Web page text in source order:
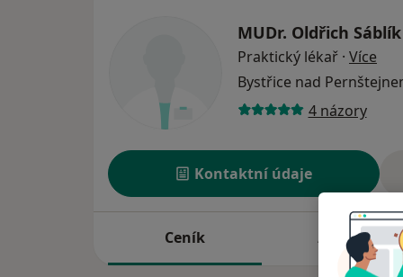
MUDr. Oldřich Sáblík
Praktický lékař · Více
Bystřice nad
4 názory
Kontaktní údaje
Ceník Adresy